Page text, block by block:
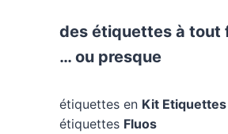
des étiquettes à tout
… ou presque
étiquettes en Kit Etiquettes
étiquettes Fluos